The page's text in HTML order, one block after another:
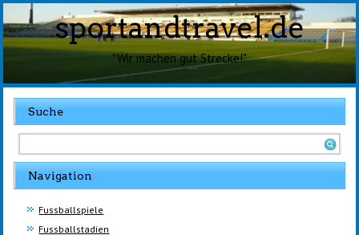
sportandtravel.de
"Wir machen gut Strecke!"
Suche
Navigation
Fussballspiele
Fussballstadien